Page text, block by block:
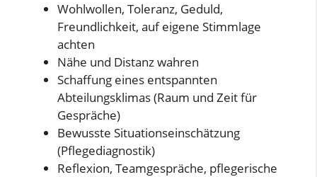
Wohlwollen, Toleranz, Geduld,
Freundlichkeit, auf eigene Stimmlage
achten
Nähe und Distanz wahren
Schaffung eines entspannten
Abteilungsklimas (Raum und Zeit für
Gespräche)
Bewusste Situationseinschätzung
(Pflegediagnostik)
Reflexion, Teamgespräche, pflegerische